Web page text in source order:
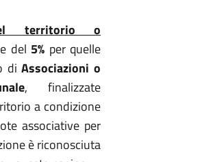
territorio o
del 5% per quelle
diAssociazioni o
, finalizzate
a condizione
associative per
è riconosciuta